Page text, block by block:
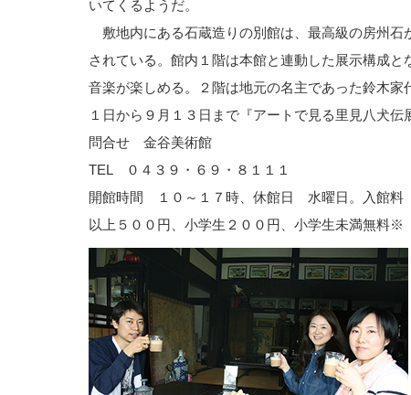
いてくるようだ。
敷地内にある石蔵造りの別館は、最高級の房州石
されている。館内１階は本館と連動した展示構成
音楽が楽しめる。２階は地元の名主であった鈴木家
１日から９月１３日まで『アートで見る里見八犬伝
問合せ 金谷美術館
TEL ０４３９・６９・８１１１
開館時間 １０～１７時、休館日 水曜日。入館料
以上５００円、小学生２００円、小学生未満無料※